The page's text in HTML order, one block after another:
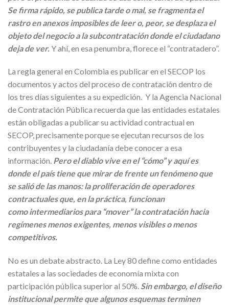
Se firma rápido, se publica tarde o mal, se fragmenta el
rastro en anexos imposibles de leer o, peor, se desplaza el
objeto del negocio a la subcontratación donde el ciudadano
deja de ver. Y ahí, en esa penumbra, florece el “contratadero”.
La regla general en Colombia es publicar en el SECOP los
documentos y actos del proceso de contratación dentro de
los tres días siguientes a su expedición. Y la Agencia Nacional
de Contratación Pública recuerda que las entidades estatales
están obligadas a publicar su actividad contractual en
SECOP, precisamente porque se ejecutan recursos de los
contribuyentes y la ciudadanía debe conocer a esa
información. Pero el diablo vive en el “cómo” y aquí es
donde el país tiene que mirar de frente un fenómeno que
se salió de las manos: la proliferación de operadores
contractuales que, en la práctica, funcionan
como intermediarios para “mover” la contratación hacia
regímenes menos exigentes, menos visibles o menos
competitivos.
No es un debate abstracto. La Ley 80 define como entidades
estatales a las sociedades de economía mixta con
participación pública superior al 50%. Sin embargo, el diseño
institucional permite que algunos esquemas terminen